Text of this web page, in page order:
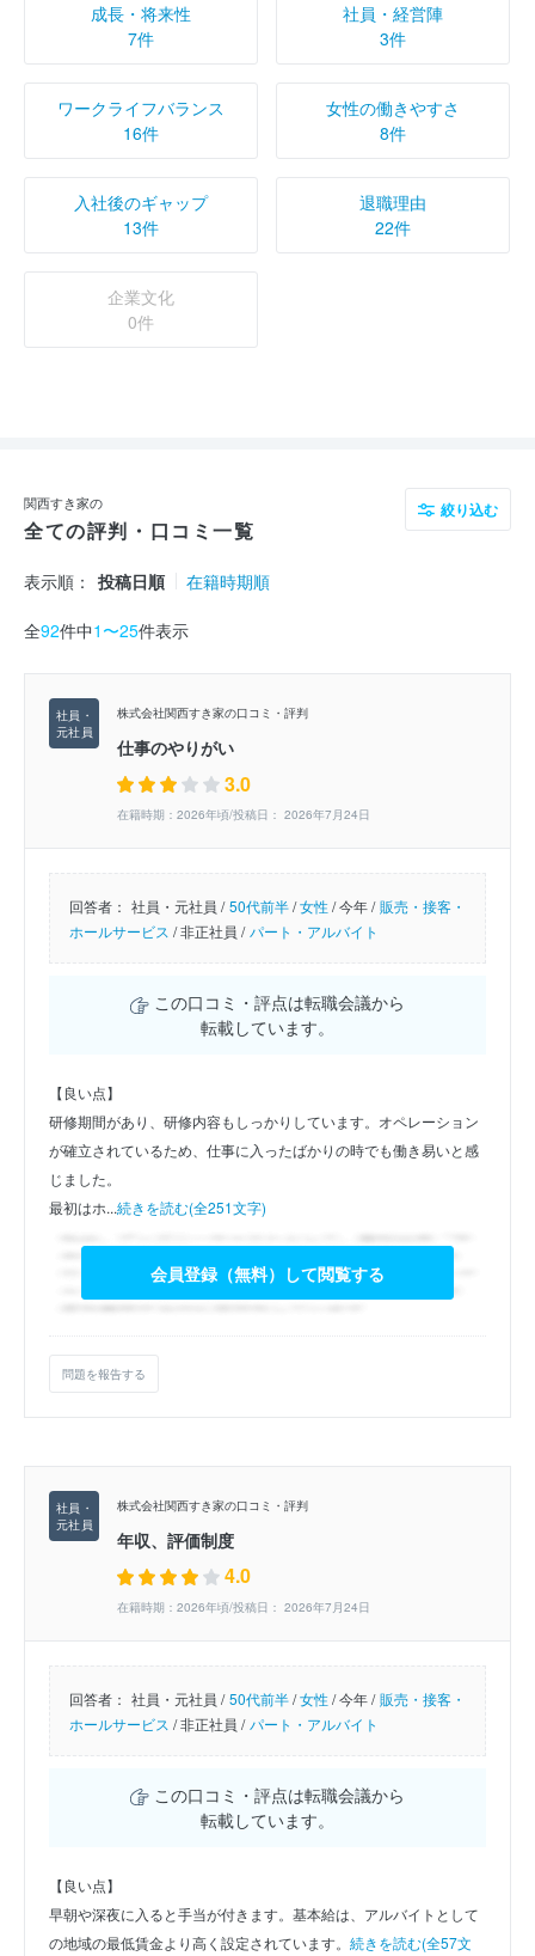
成長・将来性
7件
社員・経営陣
3件
ワークライフバランス
16件
女性の働きやすさ
8件
入社後のギャップ
13件
退職理由
22件
企業文化
0件
関西すき家の
全ての評判・口コミ一覧
絞り込む
表示順： 投稿日順 在籍時期順
全92件中1〜25件表示
株式会社関西すき家の口コミ・評判
仕事のやりがい
3.0
在籍時期：2026年頃/投稿日： 2026年7月24日
回答者： 社員・元社員 / 50代前半/女性/今年 / 販売・接客・
ホールサービス /非正社員 / パート・アルバイト
この口コミ・評点は転職会議から
転載しています。
【良い点】
研修期間があり、研修内容もしっかりしています。オペレーション
が確立されているため、仕事に入ったばかりの時でも働き易いと感
じました。
最初はホ...続きを読む(全251文字)
会員登録（無料）して閲覧する
問題を報告する
株式会社関西すき家の口コミ・評判
年収、評価制度
4.0
在籍時期：2026年頃/投稿日： 2026年7月24日
回答者： 社員・元社員 / 50代前半/女性/今年 / 販売・接客・
ホールサービス /非正社員 / パート・アルバイト
この口コミ・評点は転職会議から
転載しています。
【良い点】
早朝や深夜に入ると手当が付きます。基本給は、アルバイトとして
の地域の最低賃金より高く設定されています。 続きを読む(全57文